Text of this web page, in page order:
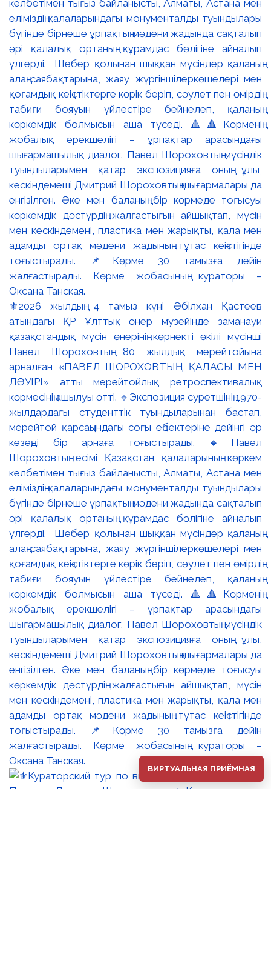
⚜️2026 жылдың 4 тамыз күні Әбілхан Қастеев
атындағы ҚР Ұлттық өнер музейінде заманауи
қазақстандық мүсін өнерінің көрнекті өкілі мүсінші
Павел Шороховтың 80 жылдық мерейтойына
арналған «ПАВЕЛ ШОРОХОВТЫҢ ҚАЛАСЫ МЕН
ДӘУІРІ» атты мерейтойлық ретроспективалық
көрмесінің ашылуы өтті. 🔹Экспозиция суретшінің 1970-
жылдардағы студенттік туындыларынан бастап,
мерейтой қарсаңындағы соңғы еңбектеріне дейінгі әр
кезеңді бір арнаға тоғыстырады. 🔸Павел
Шороховтың есімі Қазақстан қалаларының көркем
келбетімен тығыз байланысты, Алматы, Астана мен
еліміздің қалаларындағы монументалды туындылары
бүгінде бірнеше ұрпақтың мәдени жадында сақталып
әрі қалалық ортаның құрамдас бөлігіне айналып
үлгерді. Шебер қолынан шыққан мүсіндер қаланың
алаң-саябақтарына, жаяу жүргіншілеркөшелері мен
қоғамдық кеңістіктерге көрік беріп, сәулет пен өмірдің
табиғи бояуын үйлестіре бейнелеп, қаланың
көркемдік болмысын аша түседі. 🔺🔺Көрменің
жобалық ерекшелігі – ұрпақтар арасындағы
шығармашылық диалог. Павел Шороховтың мүсіндік
туындыларымен қатар экспозицияға оның ұлы,
кескіндемеші Дмитрий Шороховтың шығармалары да
енгізілген. Әке мен баланың бір көрмеде тоғысуы
көркемдік дәстүрдің жалғастығын айшықтап, мүсін
мен кескіндемені, пластика мен жарықты, қала мен
адамды ортақ мәдени жадының тұтас кеңістігінде
тоғыстырады. 📌Көрме 30 тамызға дейін
жалғастырады. Көрме жобасының кураторы –
Оксана Танская.
ВИРТУАЛЬНАЯ ПРИЁМНАЯ